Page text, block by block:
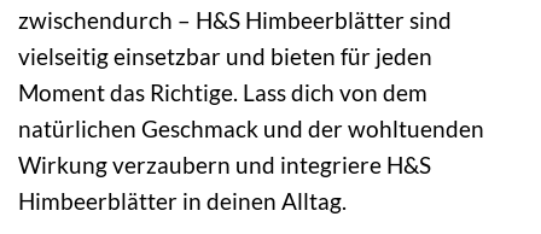
zwischendurch – H&S Himbeerblätter sind
vielseitig einsetzbar und bieten für jeden
Moment das Richtige. Lass dich von dem
natürlichen Geschmack und der wohltuenden
Wirkung verzaubern und integriere H&S
Himbeerblätter in deinen Alltag.